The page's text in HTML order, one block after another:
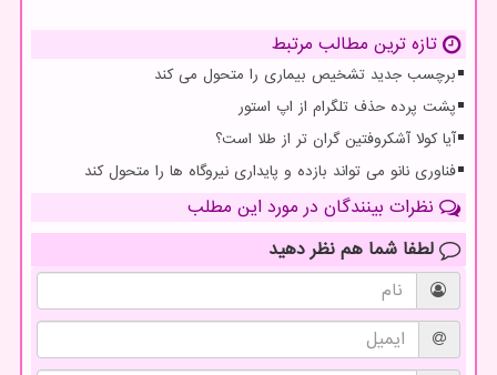
تازه ترین مطالب مرتبط
برچسب جدید تشخیص بیماری را متحول می کند
پشت پرده حذف تلگرام از اپ استور
آیا کولا آشکروفتین گران تر از طلا است؟
فناوری نانو می تواند بازده و پایداری نیروگاه ها را متحول کند
نظرات بینندگان در مورد این مطلب
لطفا شما هم نظر دهید